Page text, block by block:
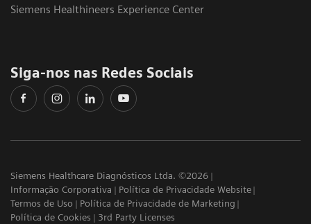
Siemens Healthineers Experience Center
Siga-nos nas Redes Sociais
Siemens Healthcare Diagnósticos Ltda. ©2026
Informação Corporativa
Política de Privacidade Website
Termos de Uso
Política de Privacidade de Marketing
Política de Cookies
3rd Party Licenses